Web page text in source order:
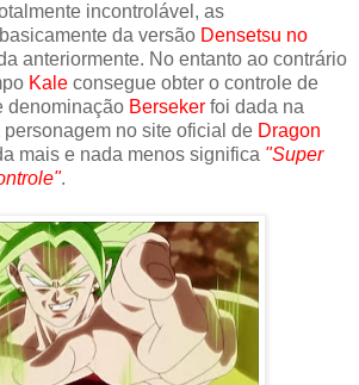
incontrolável, as
da versão Densetsu no
anteriormente. No entanto ao contrário
Kale consegue obter o controle de
denominação Berseker foi dada na
no site oficial de Dragon
mais e nada menos significa "Super
.